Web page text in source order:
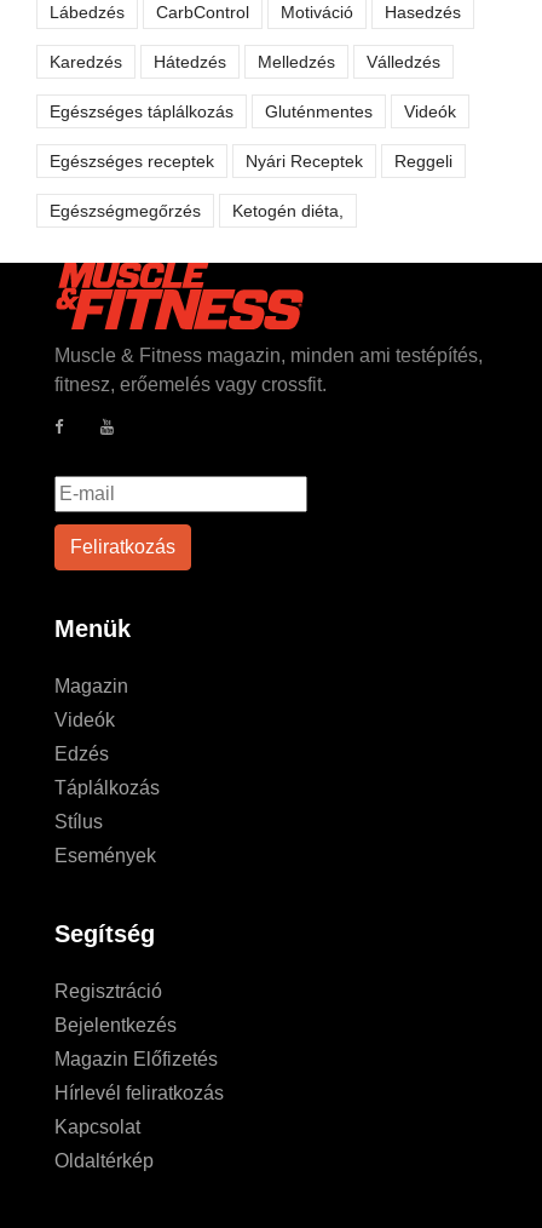
Lábedzés CarbControl Motiváció Hasedzés
Karedzés Hátedzés Melledzés Válledzés
Egészséges táplálkozás Gluténmentes Videók
Egészséges receptek Nyári Receptek Reggeli
Egészségmegőrzés Ketogén diéta,
Muscle & Fitness magazin, minden ami testépítés,
fitnesz, erőemelés vagy crossfit.
Menük
Magazin
Videók
Edzés
Táplálkozás
Stílus
Események
Segítség
Regisztráció
Bejelentkezés
Magazin Előfizetés
Hírlevél feliratkozás
Kapcsolat
Oldaltérkép